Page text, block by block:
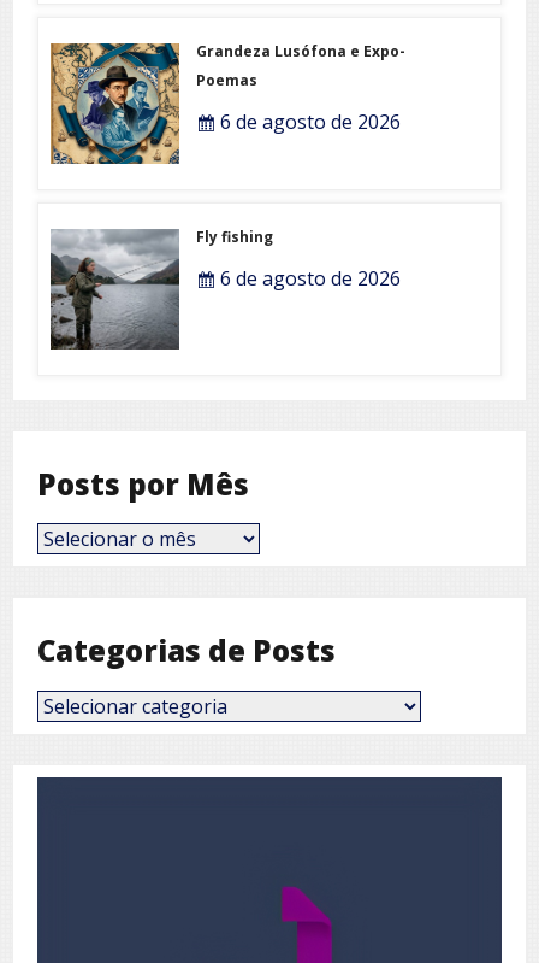
Grandeza Lusófona e Expo-
Poemas
6 de agosto de 2026
Fly fishing
6 de agosto de 2026
Posts por Mês
Posts
por
Categorias de Posts
Categorias
de